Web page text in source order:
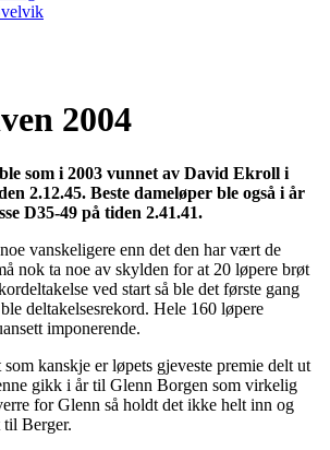
2004
som i 2003 vunnet av David Ekroll i
2.12.45. Beste dameløper ble også i år
D35-49 på tiden 2.41.41.
vanskeligere enn det den har vært de
nok ta noe av skylden for at 20 løpere brøt
ved start så ble det første gang
deltakelsesrekord. Hele 160 løpere
imponerende.
kanskje er løpets gjeveste premie delt ut
gikk i år til Glenn Borgen som virkelig
for Glenn så holdt det ikke helt inn og
til Berger.